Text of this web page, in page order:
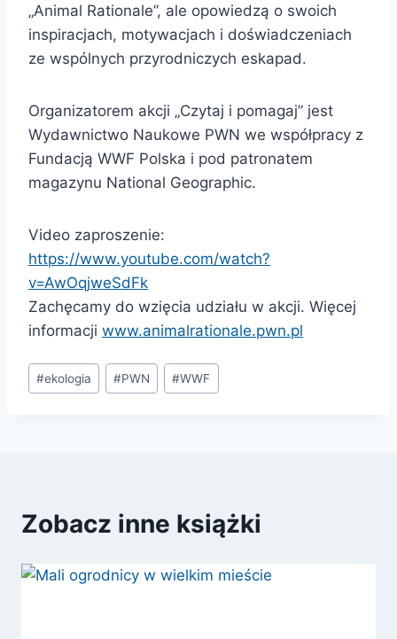
„Animal Rationale”, ale opowiedzą o swoich
inspiracjach, motywacjach i doświadczeniach
ze wspólnych przyrodniczych eskapad.
Organizatorem akcji „Czytaj i pomagaj” jest
Wydawnictwo Naukowe PWN we współpracy z
Fundacją WWF Polska i pod patronatem
magazynu National Geographic.
Video zaproszenie:
https://www.youtube.com/watch?
v=AwOqjweSdFk
Zachęcamy do wzięcia udziału w akcji. Więcej
informacji www.animalrationale.pwn.pl
Tagi
wpisu:
#ekologia #PWN #WWF
Zobacz inne książki